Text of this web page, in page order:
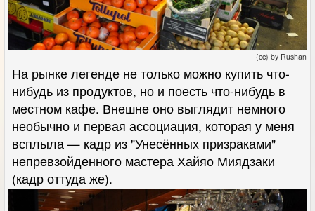
(cc) by Rushan
На рынке легенде не только можно купить что-
нибудь из продуктов, но и поесть что-нибудь в
местном кафе. Внешне оно выглядит немного
необычно и первая ассоциация, которая у меня
всплыла — кадр из "Унесённых призраками"
непревзойденного мастера Хайяо Миядзаки
(кадр оттуда же).